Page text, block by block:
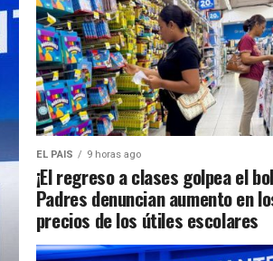
EL PAIS 9 horas ago
¡El regreso a clases golpea el
Padres denuncian aumento en
precios de los útiles escolares